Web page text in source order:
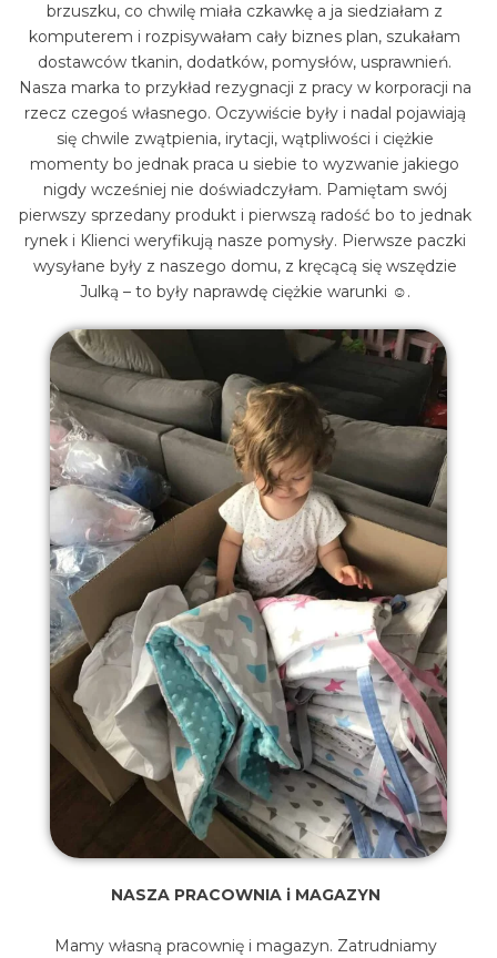
brzuszku, co chwilę miała czkawkę a ja siedziałam z
komputerem i rozpisywałam cały biznes plan, szukałam
dostawców tkanin, dodatków, pomysłów, usprawnień.
Nasza marka to przykład rezygnacji z pracy w korporacji na
rzecz czegoś własnego. Oczywiście były i nadal pojawiają
się chwile zwątpienia, irytacji, wątpliwości i ciężkie
momenty bo jednak praca u siebie to wyzwanie jakiego
nigdy wcześniej nie doświadczyłam. Pamiętam swój
pierwszy sprzedany produkt i pierwszą radość bo to jednak
rynek i Klienci weryfikują nasze pomysły. Pierwsze paczki
wysyłane były z naszego domu, z kręcącą się wszędzie
Julką – to były naprawdę ciężkie warunki ☺.
NASZA PRACOWNIA i MAGAZYN
Mamy własną pracownię i magazyn. Zatrudniamy